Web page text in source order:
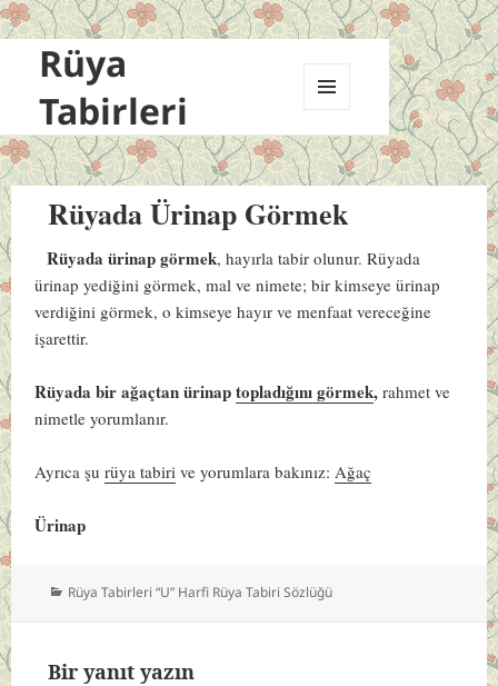
Rüya
Tabirleri
VE
BILEŞENLER
Rüyada Ürinap Görmek
Rüyada ürinap görmek, hayırla tabir olunur. Rüyada
ürinap yediğini görmek, mal ve nimete; bir kimseye ürinap
verdiğini görmek, o kimseye hayır ve menfaat vereceğine
işarettir.
Rüyada bir ağaçtan ürinaptopladığını görmek, rahmet ve
nimetle yorumlanır.
Ayrıca şurüya tabiri ve yorumlara bakınız: Ağaç
Ürinap
Kategoriler
Rüya Tabirleri “U” Harfi Rüya Tabiri Sözlüğü
Bir yanıt yazın